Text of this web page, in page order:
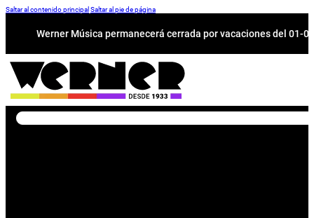
Saltar al contenido principal Saltar al pie de página
Werner Música permanecerá cerrada por vacaciones del 01-
Buscar